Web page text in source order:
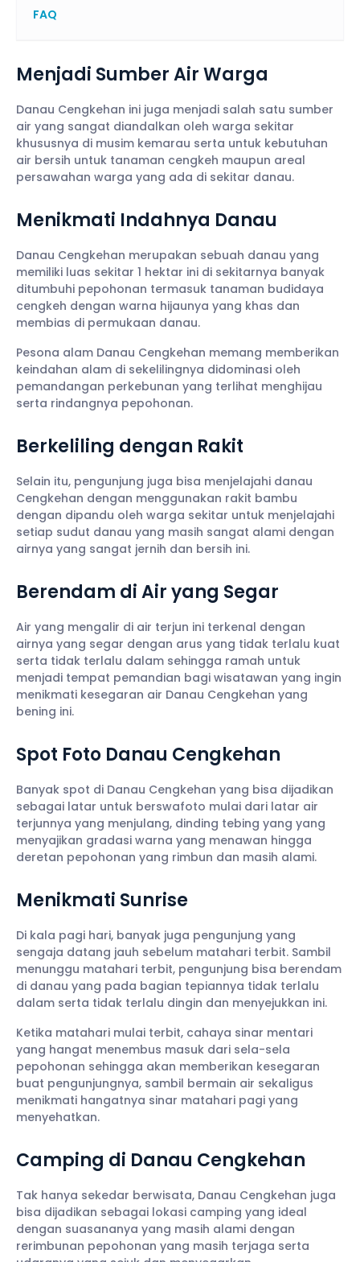
FAQ
Menjadi Sumber Air Warga
Danau Cengkehan ini juga menjadi salah satu sumber
air yang sangat diandalkan oleh warga sekitar
khususnya di musim kemarau serta untuk kebutuhan
air bersih untuk tanaman cengkeh maupun areal
persawahan warga yang ada di sekitar danau.
Menikmati Indahnya Danau
Danau Cengkehan merupakan sebuah danau yang
memiliki luas sekitar 1 hektar ini di sekitarnya banyak
ditumbuhi pepohonan termasuk tanaman budidaya
cengkeh dengan warna hijaunya yang khas dan
membias di permukaan danau.
Pesona alam Danau Cengkehan memang memberikan
keindahan alam di sekelilingnya didominasi oleh
pemandangan perkebunan yang terlihat menghijau
serta rindangnya pepohonan.
Berkeliling dengan Rakit
Selain itu, pengunjung juga bisa menjelajahi danau
Cengkehan dengan menggunakan rakit bambu
dengan dipandu oleh warga sekitar untuk menjelajahi
setiap sudut danau yang masih sangat alami dengan
airnya yang sangat jernih dan bersih ini.
Berendam di Air yang Segar
Air yang mengalir di air terjun ini terkenal dengan
airnya yang segar dengan arus yang tidak terlalu kuat
serta tidak terlalu dalam sehingga ramah untuk
menjadi tempat pemandian bagi wisatawan yang ingin
menikmati kesegaran air Danau Cengkehan yang
bening ini.
Spot Foto Danau Cengkehan
Banyak spot di Danau Cengkehan yang bisa dijadikan
sebagai latar untuk berswafoto mulai dari latar air
terjunnya yang menjulang, dinding tebing yang yang
menyajikan gradasi warna yang menawan hingga
deretan pepohonan yang rimbun dan masih alami.
Menikmati Sunrise
Di kala pagi hari, banyak juga pengunjung yang
sengaja datang jauh sebelum matahari terbit. Sambil
menunggu matahari terbit, pengunjung bisa berendam
di danau yang pada bagian tepiannya tidak terlalu
dalam serta tidak terlalu dingin dan menyejukkan ini.
Ketika matahari mulai terbit, cahaya sinar mentari
yang hangat menembus masuk dari sela-sela
pepohonan sehingga akan memberikan kesegaran
buat pengunjungnya, sambil bermain air sekaligus
menikmati hangatnya sinar matahari pagi yang
menyehatkan.
Camping di Danau Cengkehan
Tak hanya sekedar berwisata, Danau Cengkehan juga
bisa dijadikan sebagai lokasi camping yang ideal
dengan suasananya yang masih alami dengan
rerimbunan pepohonan yang masih terjaga serta